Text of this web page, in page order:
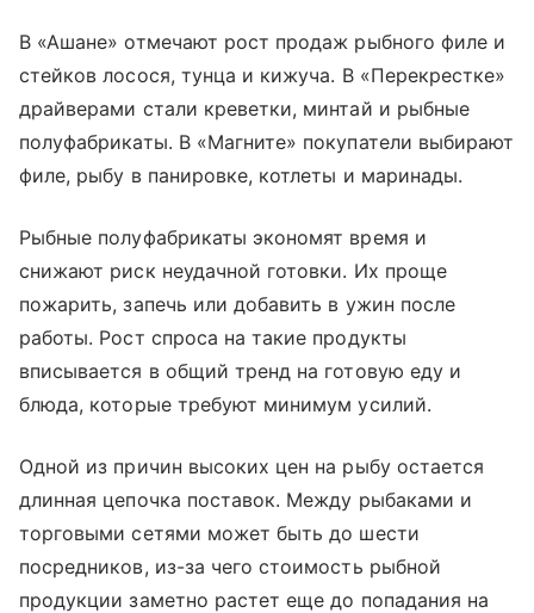
В «Ашане» отмечают рост продаж рыбного филе и
стейков лосося, тунца и кижуча. В «Перекрестке»
драйверами стали креветки, минтай и рыбные
полуфабрикаты. В «Магните» покупатели выбирают
филе, рыбу в панировке, котлеты и маринады.
Рыбные полуфабрикаты экономят время и
снижают риск неудачной готовки. Их проще
пожарить, запечь или добавить в ужин после
работы. Рост спроса на такие продукты
вписывается в общий тренд на готовую еду и
блюда, которые требуют минимум усилий.
Одной из причин высоких цен на рыбу остается
длинная цепочка поставок. Между рыбаками и
торговыми сетями может быть до шести
посредников, из-за чего стоимость рыбной
продукции заметно растет еще до попадания на